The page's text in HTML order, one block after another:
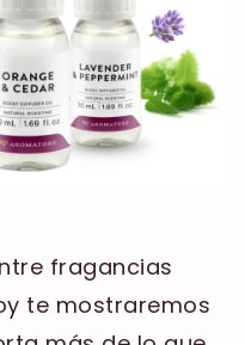
fragancias
te mostraremos